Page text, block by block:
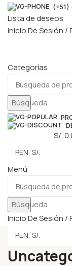
(+51)
Lista de deseos
Inicio De Sesión /
Categorías
Búsqueda
S/.
Menú
Búsqueda
Inicio De Sesión /